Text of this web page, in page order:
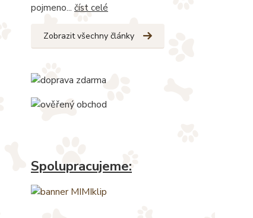
pojmeno... číst celé
Zobrazit všechny články
Spolupracujeme: